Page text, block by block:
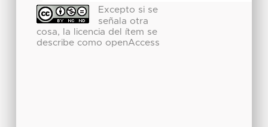
Excepto si se
señala otra
cosa, la licencia del ítem se
describe como openAccess